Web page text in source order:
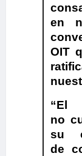
en
OIT
“El
no
su
de